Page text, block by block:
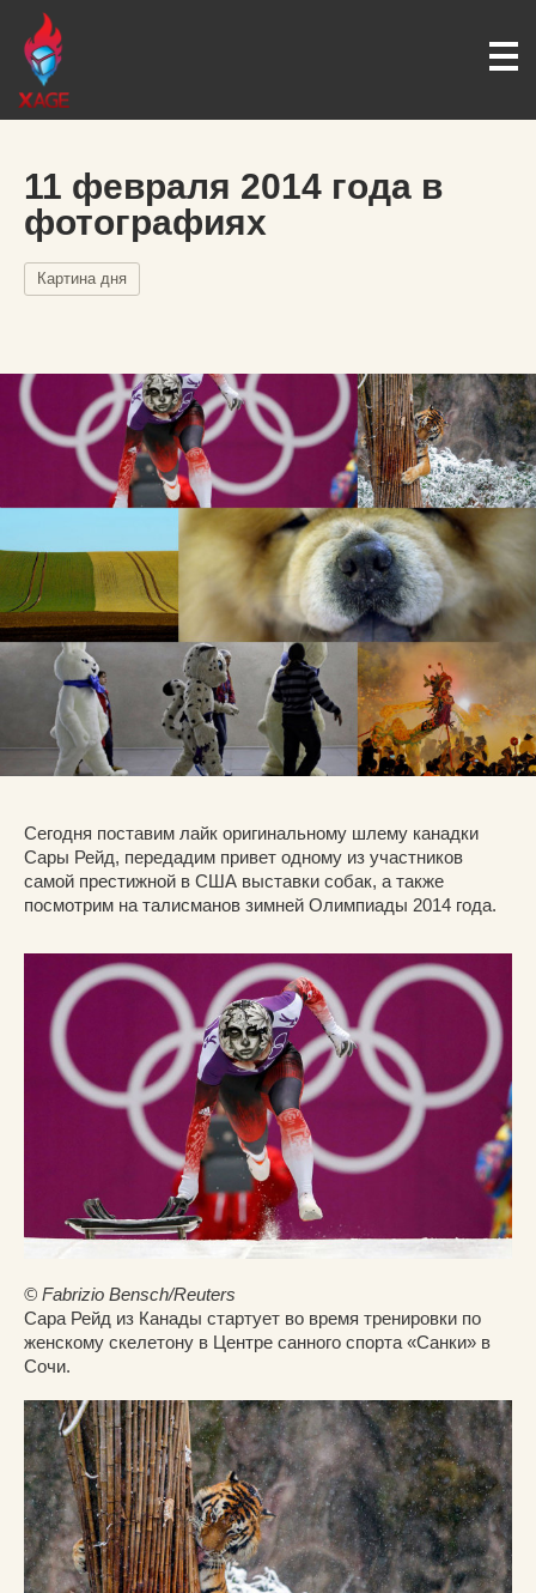
11 февраля 2014 года в
фотографиях
Картина дня
Сегодня поставим лайк оригинальному шлему канадки
Сары Рейд, передадим привет одному из участников
самой престижной в США выставки собак, а также
посмотрим на талисманов зимней Олимпиады 2014 года.
© Fabrizio Bensch/Reuters
Сара Рейд из Канады стартует во время тренировки по
женскому скелетону в Центре санного спорта «Санки» в
Сочи.